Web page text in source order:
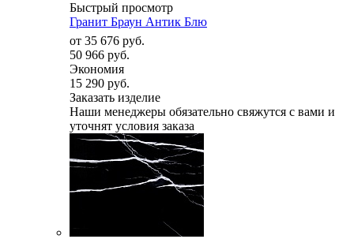
Быстрый просмотр
Гранит Браун Антик Блю
от 35 676 руб.
50 966 руб.
Экономия
15 290 руб.
Заказать изделие
Наши менеджеры обязательно свяжутся с вами и
уточнят условия заказа